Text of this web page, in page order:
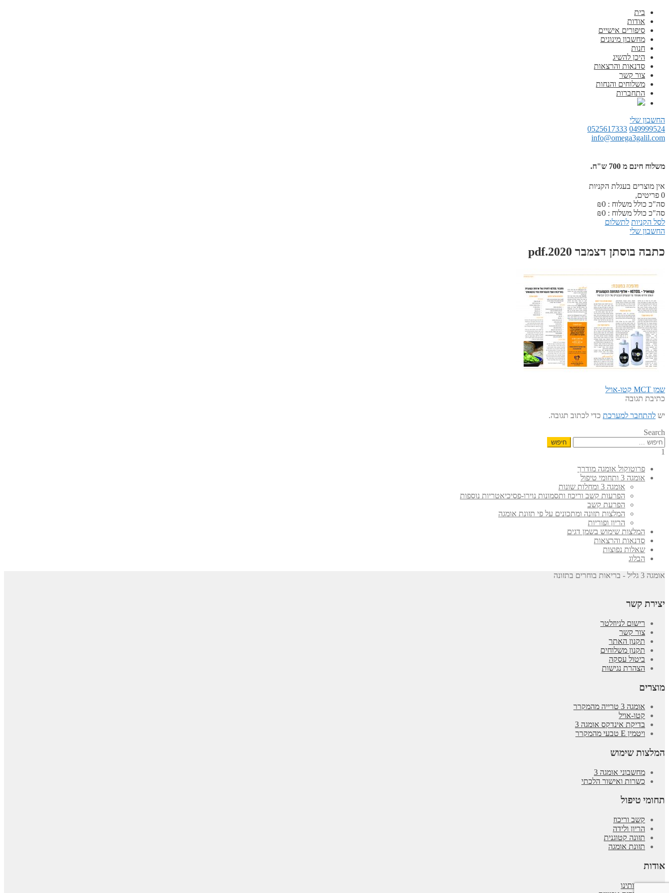
בית
אודות
סיפורים אישיים
מחשבון מינונים
חנות
היכן להשיג
סדנאות והרצאות
צור קשר
משלוחים והנחות
התחברות
החשבון שלי
049999524
0525617333
info@omega3galil.com
משלוח חינם מ 700 ש"ח.
אין מוצרים בעגלת הקניות
0 פריטים,
סה"כ כולל משלוח :
₪0
סה"כ כולל משלוח :
₪0
לסל הקניות לתשלום
החשבון שלי
כתבה בוסתן דצמבר 2020.pdf
ניווט
הפוסט
הקודם:
שמן MCT קטו-אויל
כתיבת תגובה
יש להתחבר למערכת כדי לכתוב תגובה.
Search
חיפוש:
1
פרוטוקול אומגה מודרך
אומגה 3 ותחומי טיפול
אומגה 3 ומחלות שונות
הפרעות קשב וריכוז ותסמונות נוירו-פסיכיאטריות נוספות
הפרעת קשב
המלצות תזונה ומתכונים על פי תזונת אומגה
הריון ופוריות
המלצות שימוש בשמן דגים
סדנאות והרצאות
שאלות נפוצות
הבלוג
אומגה 3 גליל - בריאות בוחרים בתזונה
יצירת קשר
רישום לניוזלטר
צור קשר
תקנון האתר
תקנון משלוחים
ביטול עסקה
הצהרת נגישות
מוצרים
אומגה 3 טרייה מהמקרר
קטו-אויל
בדיקת אינדקס אומגה 3
ויטמין E טבעי מהמקרר
המלצות שימוש
מחשבוני אומגה 3
כשרות ואישור הלכתי
תחומי טיפול
קשב וריכוז
הריון ולידה
תזונה קטוגנית
תזונת אומגה
אודות
אודותינו